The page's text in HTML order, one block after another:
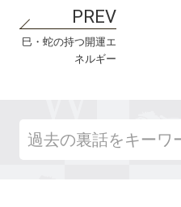
巳・蛇の持つ開運エ
ネルギー